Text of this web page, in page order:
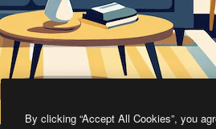
API
Мобильное
приложение
Все инструменты
Magnific
Центр доверия
Партнеры
Предприятие
By clicking “Accept All Cookies”, you